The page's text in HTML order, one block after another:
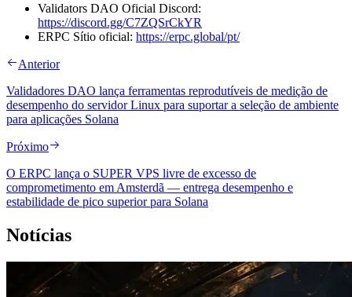
Validators DAO Oficial Discord:
https://discord.gg/C7ZQSrCkYR
ERPC Sítio oficial: https://erpc.global/pt/
Anterior
Validadores DAO lança ferramentas reprodutíveis de medição de
desempenho do servidor Linux para suportar a seleção de ambiente
para aplicações Solana
Próximo
O ERPC lança o SUPER VPS livre de excesso de
comprometimento em Amsterdã — entrega desempenho e
estabilidade de pico superior para Solana
Notícias